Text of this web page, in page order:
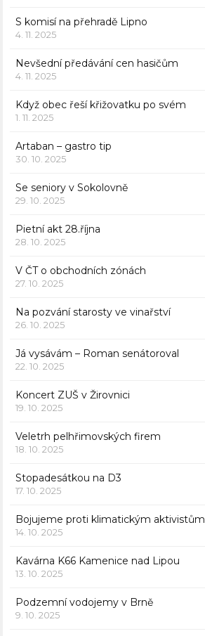
S komisí na přehradě Lipno
4. 11. 2025
Nevšední předávání cen hasičům
4. 11. 2025
Když obec řeší křižovatku po svém
1. 11. 2025
Artaban – gastro tip
30. 10. 2025
Se seniory v Sokolovně
29. 10. 2025
Pietní akt 28.října
28. 10. 2025
V ČT o obchodních zónách
27. 10. 2025
Na pozvání starosty ve vinařství
26. 10. 2025
Já vysávám – Roman senátoroval
22. 10. 2025
Koncert ZUŠ v Žirovnici
19. 10. 2025
Veletrh pelhřimovských firem
18. 10. 2025
Stopadesátkou na D3
17. 10. 2025
Bojujeme proti klimatickým aktivistům
14. 10. 2025
Kavárna K66 Kamenice nad Lipou
13. 10. 2025
Podzemní vodojemy v Brně
9. 10. 2025